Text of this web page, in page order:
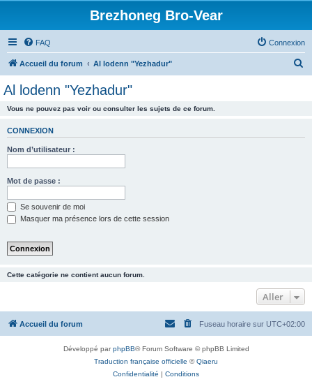
Brezhoneg Bro-Vear
FAQ Connexion
Accueil du forum Al lodenn "Yezhadur"
Al lodenn "Yezhadur"
Vous ne pouvez pas voir ou consulter les sujets de ce forum.
CONNEXION
Nom d’utilisateur :
Mot de passe :
Se souvenir de moi
Masquer ma présence lors de cette session
Cette catégorie ne contient aucun forum.
Aller
Accueil du forum Fuseau horaire sur UTC+02:00
Développé parphpBB® Forum Software © phpBB Limited
Traduction française officielle ©Qiaeru
Confidentialité | Conditions